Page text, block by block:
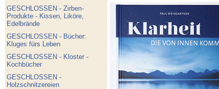
GESCHLOSSEN - Zirben-
Produkte - Kissen, Liköre,
Edelbrände
GESCHLOSSEN - Bücher:
Kluges fürs Leben
GESCHLOSSEN - Kloster -
Kochbücher
GESCHLOSSEN -
Holzschnitzereien